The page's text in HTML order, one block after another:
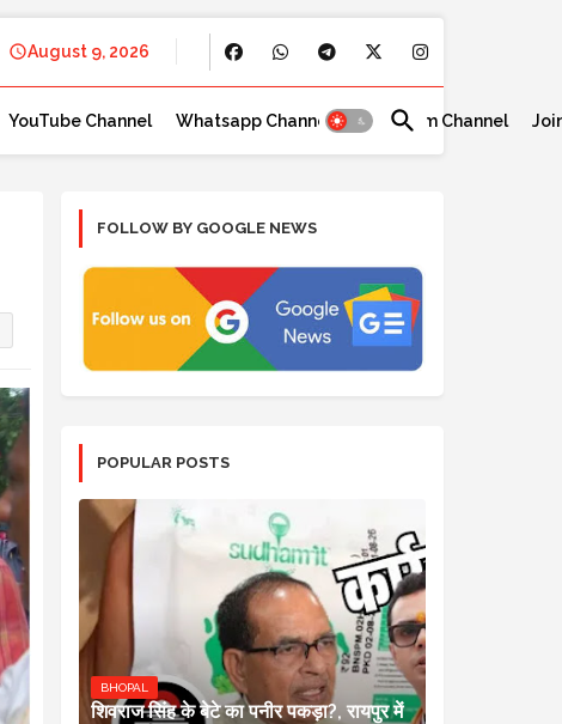
August 9, 2026
YouTube Channel Whatsapp Channel Telegram Channel
FOLLOW BY GOOGLE NEWS
POPULAR POSTS
BHOPAL
शिवराज सिंह के बेटे का पनीर पकड़ा?, रायपुर में